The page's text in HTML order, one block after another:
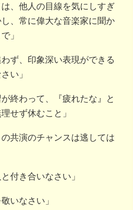
は、他人の目線を気にしすぎ
、常に偉大な音楽家に聞か
」
わず、印象深い表現ができる
い」
が終わって、『疲れたな』と
せず休むこと」
の共演のチャンスは逃しては
付き合いなさい」
いなさい」